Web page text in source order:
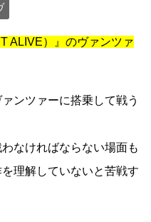
ALIVE）』のヴァンツァ
ンツァーに搭乗して戦う
なければならない場面も
理解していないと苦戦す